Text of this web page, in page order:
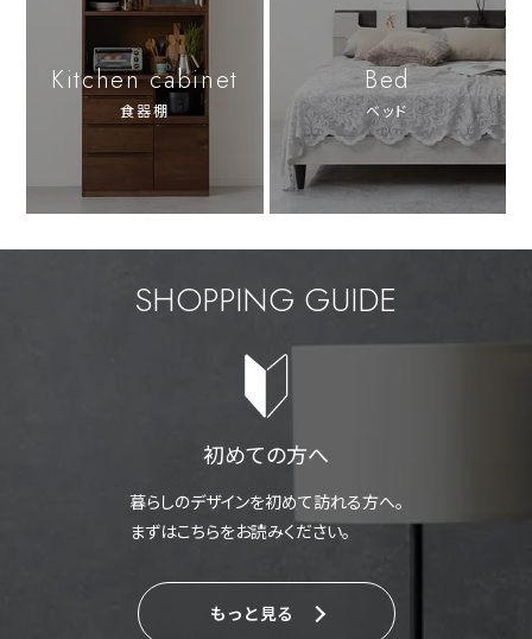
Kitchen cabinet
食器棚
Bed
ベッド
SHOPPING GUIDE
初めての方へ
暮らしのデザインを初めて訪れる方へ。
まずはこちらをお読みください。
もっと見る